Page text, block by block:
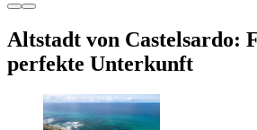
Altstadt von Castelsardo:
perfekte Unterkunft